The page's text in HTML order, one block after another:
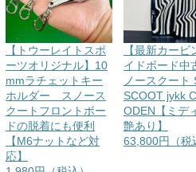
【トウーレイトスポ
ーツオリジナル】10
mmラチェットキー
ホルダー スノース
クートフロントボー
ドの脱着にも便利
【M6ナットなど対
応】
【最新カービ
イドボード中
ノースクート
SCOOT jykk
ODEN【ミデ
艶あり】
63,800円（税